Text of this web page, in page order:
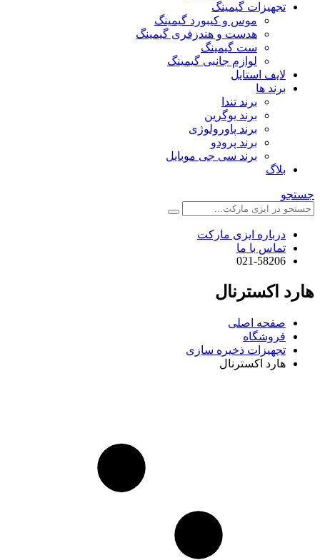
تجهیزات گیمینگ
موس و کیبورد گیمینگ
هدست و هندزفری گیمینگ
ست گیمینگ
لوازم جانبی گیمینگ
لایف استایل
برند ها
برند تندا
برند یوگرین
برند پاورولوژی
برند پرودو
برند سی جی موبایل
بلاگ
جستجو
درباره ایزی مارکت
تماس با ما
021-58206
هارد اکسترنال
صفحه اصلی
فروشگاه
تجهیزات ذخیره سازی
هارد اکسترنال